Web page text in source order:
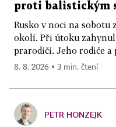
proti balistickým
Rusko v noci na sobotu
okolí. Při útoku
prarodiči. Jeho rodiče a
8. 8. 2026 ▪ 3 min. čtení
PETR HONZEJK